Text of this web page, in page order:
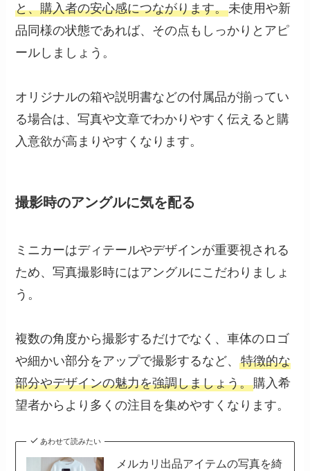
と、購入者の安心感につながります。未使用や新
品同様の状態であれば、その点もしっかりとアピ
ールしましょう。
オリジナルの箱や説明書などの付属品が揃ってい
る場合は、写真や文章でわかりやすく伝えると購
入意欲が高まりやすくなります。
撮影時のアングルに気を配る
ミニカーはディテールやデザインが重要視される
ため、写真撮影時にはアングルにこだわりましょ
う。
複数の角度から撮影するだけでなく、車体のロゴ
や細かい部分をアップで撮影するなど、特徴的な
部分やデザインの魅力を強調しましょう。購入希
望者からより多くの注目を集めやすくなります。
あわせて読みたい
メルカリ出品アイテムの写真を綺